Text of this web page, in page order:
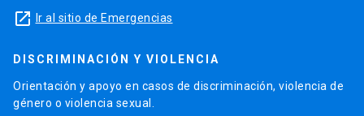
launch Ir al sitio de Emergencias
DISCRIMINACIÓN Y VIOLENCIA
Orientación y apoyo en casos de discriminación, violencia de
género o violencia sexual.